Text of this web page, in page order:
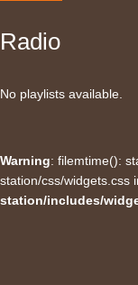
Radio
No playlists available.
Warning: filemtime():
station/css/widgets.css
station/includes/